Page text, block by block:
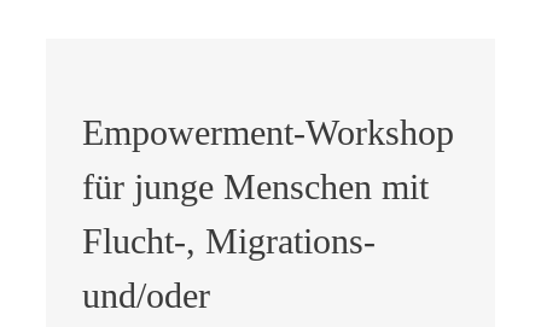
Empowerment-Workshop
für junge Menschen mit
Flucht-, Migrations-
und/oder